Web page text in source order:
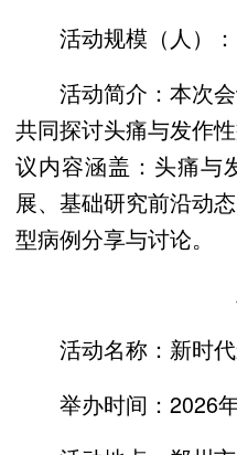
活动规模（人）：
活动简介：本次会
共同探讨头痛与发作
议内容涵盖：头痛与
展、基础研究前沿动
型病例分享与讨论。
活动名称：新时代
举办时间：2026年